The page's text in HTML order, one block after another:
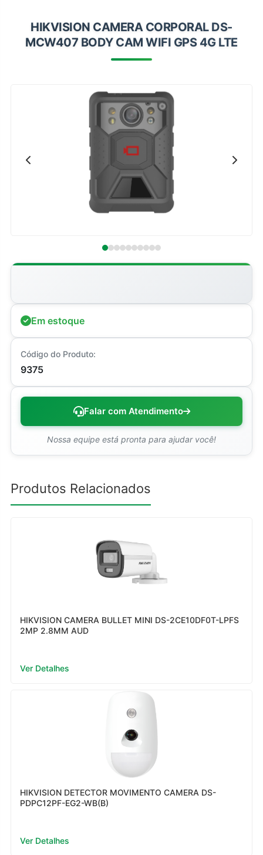
Onu Epon
Onu-Gpon-Gpon
Huawei
Switch
Ubiquiti
Vga
Voip
Ferramentas-Tools
HIKVISION CAMERA CORPORAL DS-
MCW407 BODY CAM WIFI GPS 4G LTE
Em estoque
Código do Produto:
9375
Falar com Atendimento
Nossa equipe está pronta para ajudar você!
Produtos Relacionados
HIKVISION CAMERA BULLET MINI DS-2CE10DF0T-LPFS
2MP 2.8MM AUD
Ver Detalhes
HIKVISION DETECTOR MOVIMENTO CAMERA DS-
PDPC12PF-EG2-WB(B)
Ver Detalhes